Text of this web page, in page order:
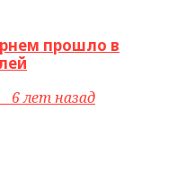
прошло в
6 лет назад